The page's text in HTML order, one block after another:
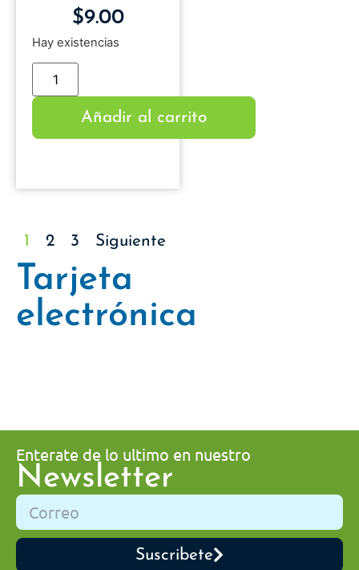
Tarjeta
electrónica
$9.00
Hay existencias
Añadir al carrito
1 2 3 Siguiente
Enterate de lo ultimo en nuestro
Newsletter
Suscribete